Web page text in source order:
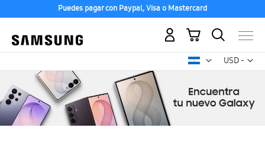
Puedes pagar con Paypal, Visa o Mastercard
USD -
dólar
Mi carrito